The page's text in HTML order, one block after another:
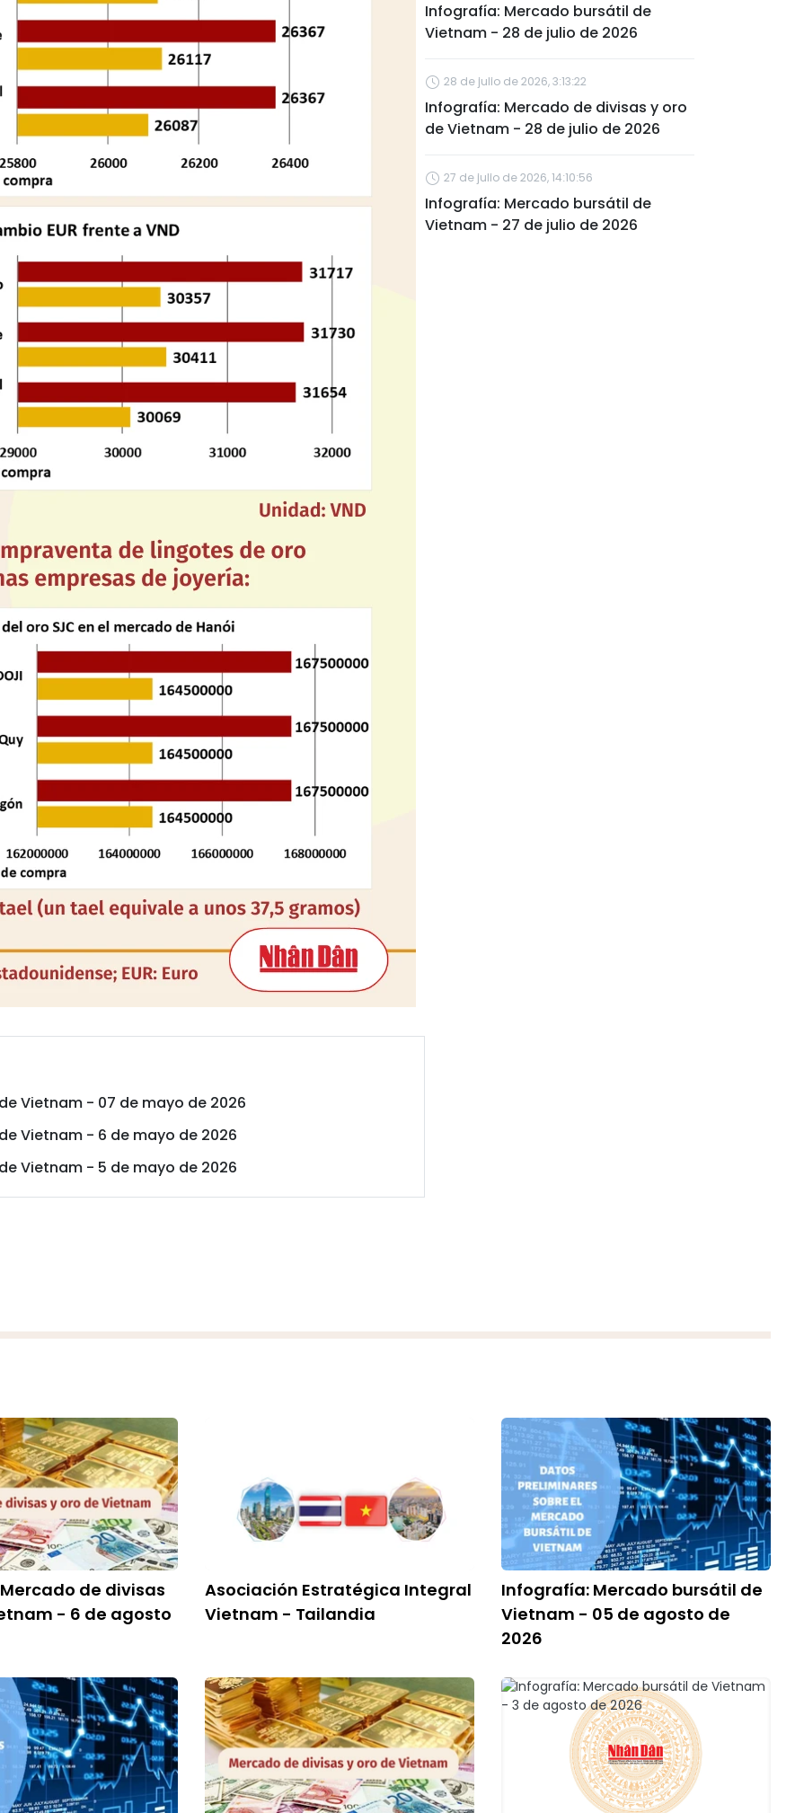
Vietnam - 07 de mayo de 2026
Vietnam - 6 de mayo de 2026
Vietnam - 5 de mayo de 2026
Infografía: Mercado bursátil de
Vietnam - 28 de julio de 2026
28 de julio de 2026, 3:13:22
Infografía: Mercado de divisas y oro
de Vietnam - 28 de julio de 2026
27 de julio de 2026, 14:10:56
Infografía: Mercado bursátil de
Vietnam - 27 de julio de 2026
de divisas
- 6 de agosto
Asociación Estratégica Integral
Vietnam - Tailandia
Infografía: Mercado bursátil de
Vietnam - 05 de agosto de
2026